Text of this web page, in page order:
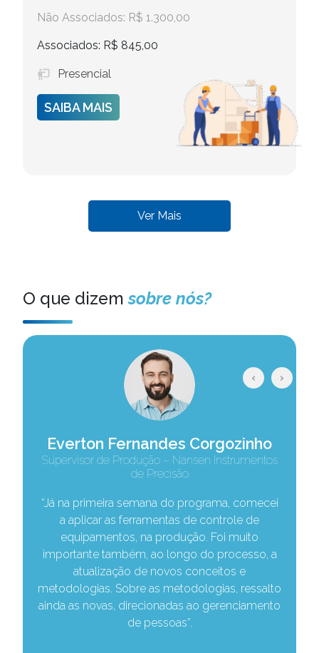
Não Associados: R$ 1.300,00
Associados: R$ 845,00
Presencial
SAIBA MAIS
Ver Mais
O que dizem sobre nós?
Everton Fernandes Corgozinho
Supervisor de Produção – Nansen Instrumentos
de Precisão
“Já na primeira semana do programa, comecei
a aplicar as ferramentas de controle de
equipamentos, na produção. Foi muito
importante também, ao longo do processo, a
atualização de novos conceitos e
metodologias. Sobre as metodologias, ressalto
ainda as novas, direcionadas ao gerenciamento
de pessoas”.
‹ ›